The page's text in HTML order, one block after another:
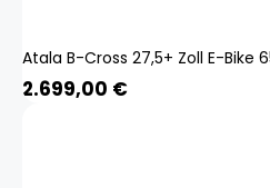
2.699,00 €